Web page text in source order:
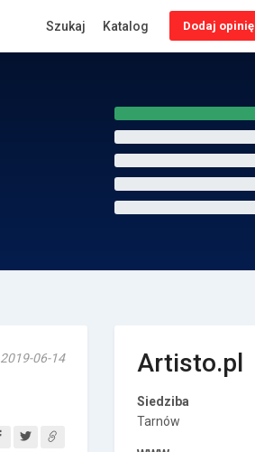
2019-06-14 Artisto.pl
Siedziba
Tarnów
Dodaj opinię
Szukaj Katalog